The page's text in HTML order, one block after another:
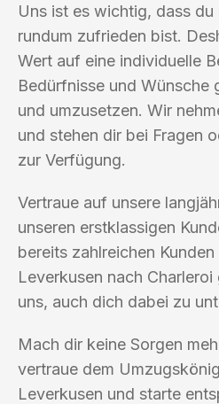
Uns ist es wichtig, dass du
rundum zufrieden bist.
Wert auf eine individuelle
Bedürfnisse und Wünsche
und umzusetzen. Wir
und stehen dir bei Fragen
zur Verfügung.
Vertraue auf unsere
unseren erstklassigen
bereits zahlreichen
Leverkusen nach
uns, auch dich dabei zu
Mach dir keine Sorgen
vertraue dem
Leverkusen und starte